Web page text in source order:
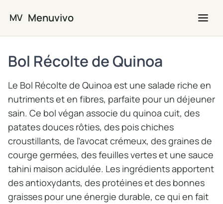
MV Menuvivo
Bol Récolte de Quinoa
Le Bol Récolte de Quinoa est une salade riche en
nutriments et en fibres, parfaite pour un déjeuner
sain. Ce bol végan associe du quinoa cuit, des
patates douces rôties, des pois chiches
croustillants, de l’avocat crémeux, des graines de
courge germées, des feuilles vertes et une sauce
tahini maison acidulée. Les ingrédients apportent
des antioxydants, des protéines et des bonnes
graisses pour une énergie durable, ce qui en fait